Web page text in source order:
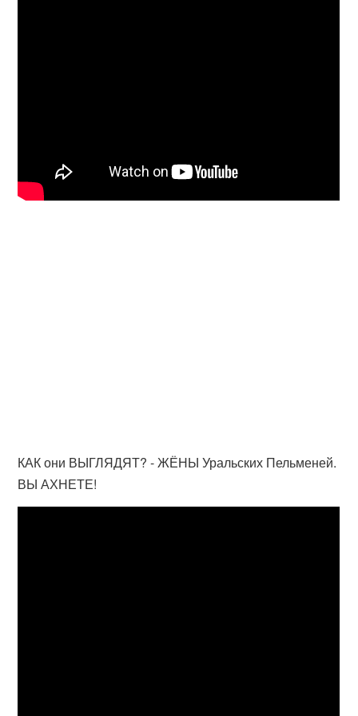
КАК они ВЫГЛЯДЯТ? - ЖЁНЫ Уральских Пельменей.
ВЫ АХНЕТЕ!